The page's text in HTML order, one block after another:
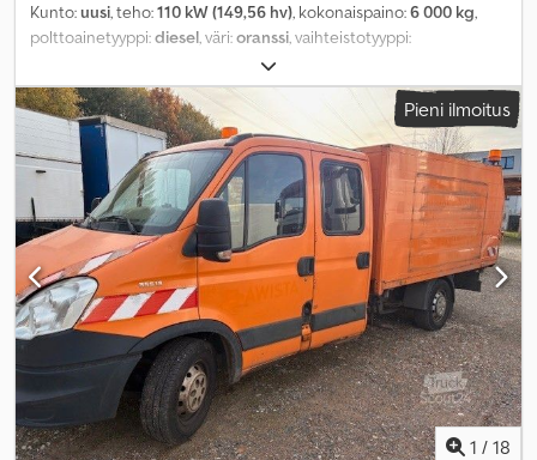
Kunto:uusi, teho:110 kW (149,56 hv), kokonaispaino:6 000 kg,
polttoainetyyppi:diesel, väri:oranssi, vaihteistotyyppi:
Euro 6
määrä:3, Varusteet:ABS, elektroninen ajonvakautusjärjestelmä
(ESP), ilmastointi, keskuslukitus, noesuodatin, nosturi,
Pieni ilmoitus
1 / 18